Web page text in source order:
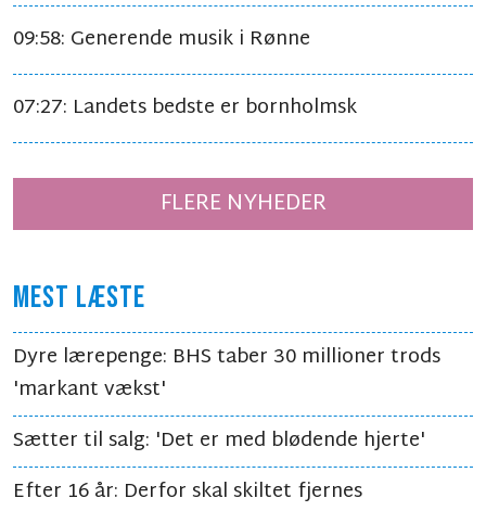
09:58: Generende musik i Rønne
07:27: Landets bedste er bornholmsk
FLERE NYHEDER
MEST LÆSTE
Dyre lærepenge: BHS taber 30 millioner trods
'markant vækst'
Sætter til salg: 'Det er med blødende hjerte'
Efter 16 år: Derfor skal skiltet fjernes